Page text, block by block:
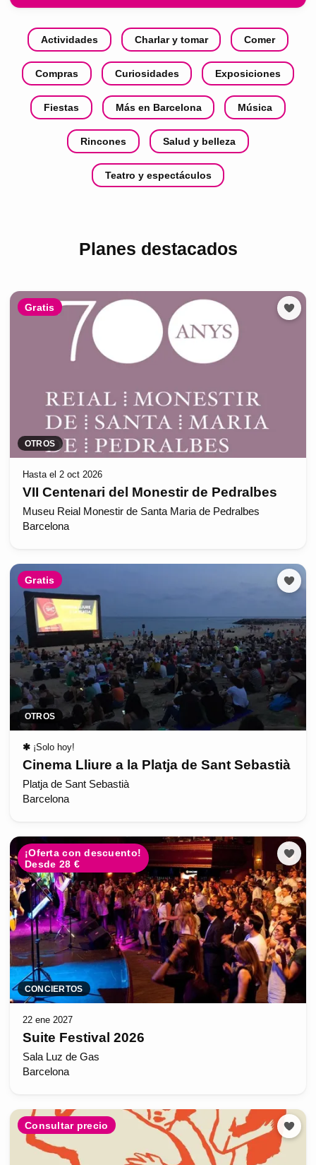
Actividades Charlar y tomar Comer
Compras Curiosidades Exposiciones
Fiestas Más en Barcelona Música
Rincones Salud y belleza
Teatro y espectáculos
Planes destacados
Gratis
OTROS
Hasta el 2 oct 2026
VII Centenari del Monestir de Pedralbes
Museu Reial Monestir de Santa Maria de Pedralbes
Barcelona
Gratis
OTROS
✱ ¡Solo hoy!
Cinema Lliure a la Platja de Sant Sebastià
Platja de Sant Sebastià
Barcelona
¡Oferta con descuento!
Desde 28 €
CONCIERTOS
22 ene 2027
Suite Festival 2026
Sala Luz de Gas
Barcelona
Consultar precio